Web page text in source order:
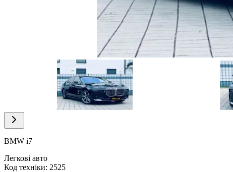
Item
21
BMW i7
Легкові авто
Код техніки: 2525